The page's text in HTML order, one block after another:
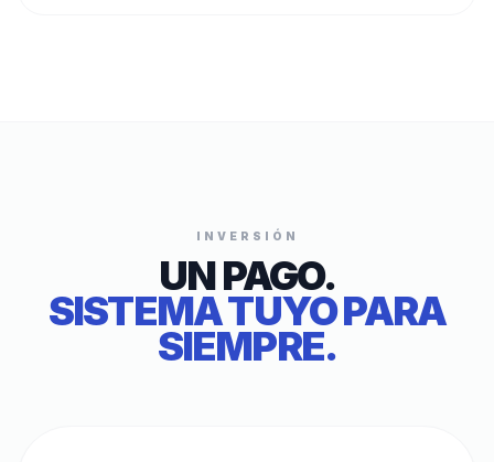
INVERSIÓN
UN PAGO.
SISTEMA TUYO PARA
SIEMPRE.